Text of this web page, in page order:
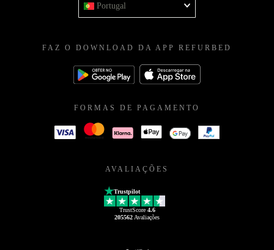
Portugal
FAZ O DOWNLOAD DA APP REFURBED
FORMAS DE PAGAMENTO
AVALIAÇÕES
Trustpilot
TrustScore 4.6
205562Avaliações